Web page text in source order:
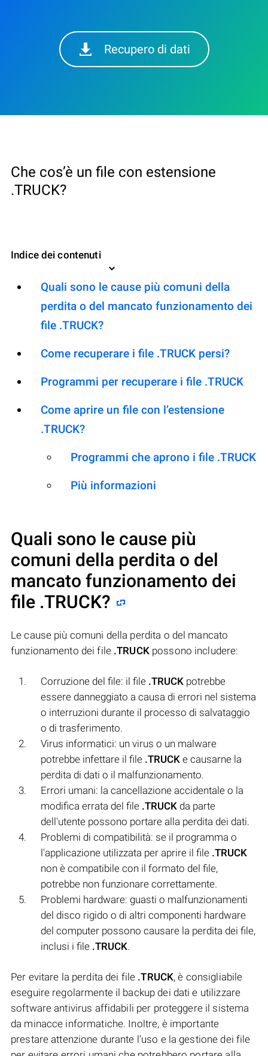
Recupero di dati
Che cos’è un file con estensione
.TRUCK?
Indice dei contenuti
Quali sono le cause più comuni della
perdita o del mancato funzionamento dei
file .TRUCK?
Come recuperare i file .TRUCK persi?
Programmi per recuperare i file .TRUCK
Come aprire un file con l’estensione
.TRUCK?
Programmi che aprono i file .TRUCK
Più informazioni
Quali sono le cause più
comuni della perdita o del
mancato funzionamento dei
file .TRUCK?
Le cause più comuni della perdita o del mancato
funzionamento dei file .TRUCKpossono includere:
Corruzione del file: il file .TRUCK potrebbe
essere danneggiato a causa di errori nel sistema
o interruzioni durante il processo di salvataggio
o di trasferimento.
Virus informatici: un virus o un malware
potrebbe infettare il file .TRUCK e causarne la
perdita di dati o il malfunzionamento.
Errori umani: la cancellazione accidentale o la
modifica errata del file .TRUCK da parte
dell'utente possono portare alla perdita dei dati.
Problemi di compatibilità: se il programma o
l'applicazione utilizzata per aprire il file .TRUCK
non è compatibile con il formato del file,
potrebbe non funzionare correttamente.
Problemi hardware: guasti o malfunzionamenti
del disco rigido o di altri componenti hardware
del computer possono causare la perdita dei file,
inclusi i file .TRUCK.
Per evitare la perdita dei file .TRUCK, è consigliabile
eseguire regolarmente il backup dei dati e utilizzare
software antivirus affidabili per proteggere il sistema
da minacce informatiche. Inoltre, è importante
prestare attenzione durante l'uso e la gestione dei file